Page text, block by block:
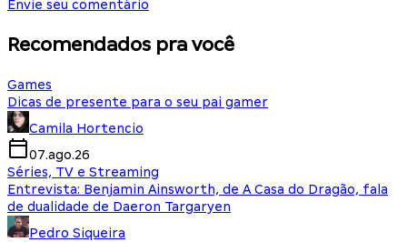
Envie seu comentário
Recomendados pra você
Games
Dicas de presente para o seu pai gamer
Camila Hortencio
07.ago.26
Séries, TV e Streaming
Entrevista: Benjamin Ainsworth, de A Casa do Dragão, fala
de dualidade de Daeron Targaryen
Pedro Siqueira